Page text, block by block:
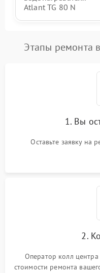
Atlant TG 80 N
Этапы ремонта
1. Вы
Оставьте заявку на
2.
Оператор колл
стоимости ремонта